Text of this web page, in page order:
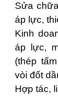
Sửa
áp lực,
Kinh
áp lực,
(thép
vòi đốt
Hợp tác,